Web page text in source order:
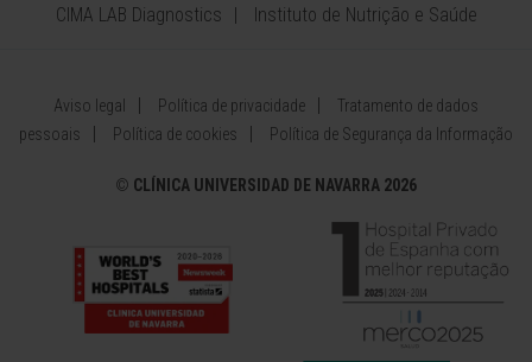
CIMA LAB Diagnostics
Instituto de Nutrição e Saúde
Aviso legal Política de privacidade
Tratamento de dados
pessoais
Política de cookies Política de Segurança da Informação
© CLÍNICA UNIVERSIDAD DE NAVARRA 2026